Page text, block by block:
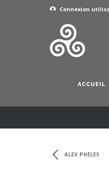
Connexion
ACCUEIL
ALEX PHELES